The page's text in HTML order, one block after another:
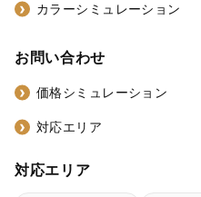
カラーシミュレーション
お問い合わせ
価格シミュレーション
対応エリア
対応エリア